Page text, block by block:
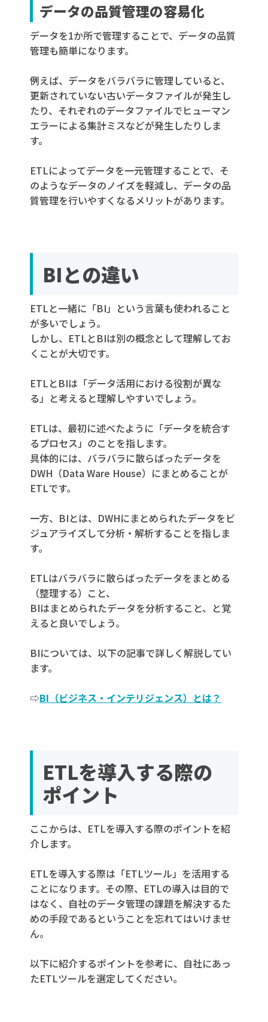
データの品質管理の容易化
データを1か所で管理することで、データの品質
管理も簡単になります。
例えば、データをバラバラに管理していると、
更新されていない古いデータファイルが発生し
たり、それぞれのデータファイルでヒューマン
エラーによる集計ミスなどが発生したりしま
す。
ETLによってデータを一元管理することで、そ
のようなデータのノイズを軽減し、データの品
質管理を行いやすくなるメリットがあります。
BIとの違い
ETLと一緒に「BI」という言葉も使われること
が多いでしょう。
しかし、ETLとBIは別の概念として理解してお
くことが大切です。
ETLとBIは「データ活用における役割が異な
る」と考えると理解しやすいでしょう。
ETLは、最初に述べたように「データを統合す
るプロセス」のことを指します。
具体的には、バラバラに散らばったデータを
DWH（Data Ware House）にまとめることが
ETLです。
一方、BIとは、DWHにまとめられたデータをビ
ジュアライズして分析・解析することを指しま
す。
ETLはバラバラに散らばったデータをまとめる
（整理する）こと、
BIはまとめられたデータを分析すること、と覚
えると良いでしょう。
BIについては、以下の記事で詳しく解説してい
ます。
⇨BI（ビジネス・インテリジェンス）とは？
ETLを導入する際の
ポイント
ここからは、ETLを導入する際のポイントを紹
介します。
ETLを導入する際は「ETLツール」を活用する
ことになります。その際、ETLの導入は目的で
はなく、自社のデータ管理の課題を解決するた
めの手段であるということを忘れてはいけませ
ん。
以下に紹介するポイントを参考に、自社にあっ
たETLツールを選定してください。